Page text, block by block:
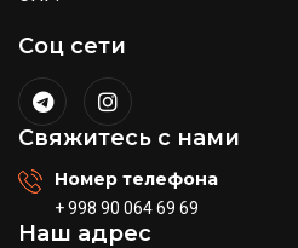
Соц сети
Свяжитесь с нами
Номер телефона
+ 998 90 064 69 69
Наш адрес